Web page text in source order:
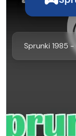
Sprunki 1985